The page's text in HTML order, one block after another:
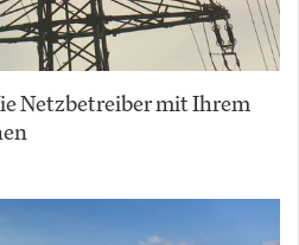
Netzbetreiber mit Ihrem